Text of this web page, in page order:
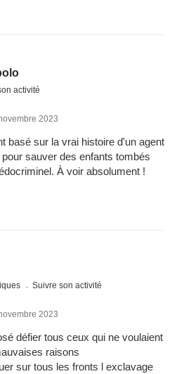
activité
2023
basé sur la vrai histoire d'un agent
sauver des enfants tombés
À voir absolument !
Suivre son activité
2023
défier tous ceux qui ne voulaient
raisons
sur tous les fronts l exclavage